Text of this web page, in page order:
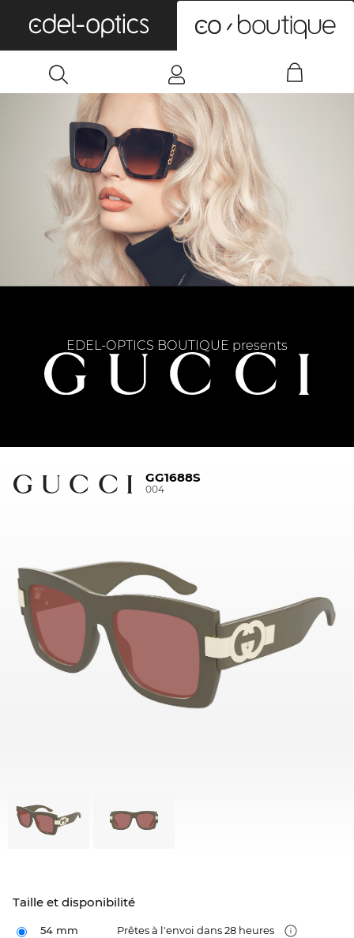
EDEL-OPTICS BOUTIQUE presents
GG1688S
004
Taille et disponibilité
54 mm Prêtes à l'envoi dans 28 heures